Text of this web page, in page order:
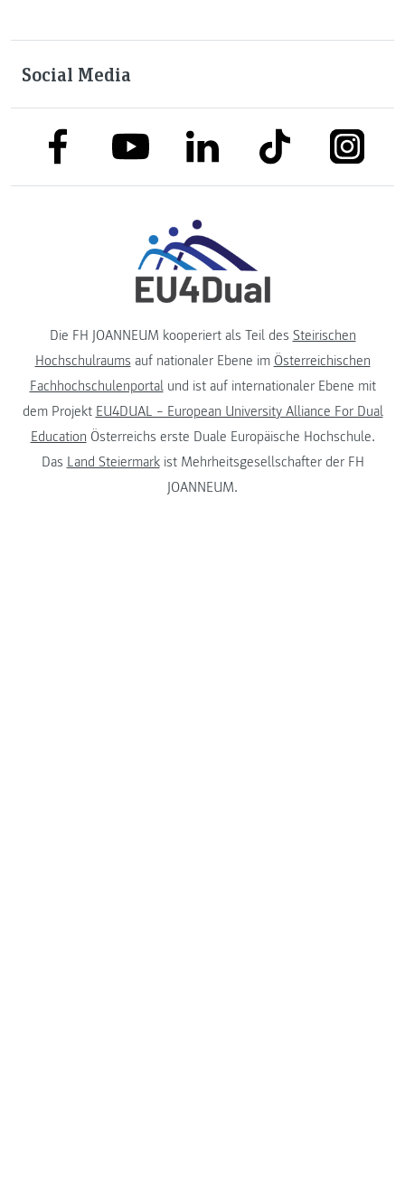
Social Media
link to facebooklink to youtubelink to linkedinlink to tiktok
Die FH JOANNEUM kooperiert als Teil des Steirischen
Hochschulraums auf nationaler Ebene im Österreichischen
Fachhochschulenportalund ist auf internationaler Ebene mit
dem Projekt EU4DUAL – European University Alliance For Dual
Education Österreichs erste Duale Europäische Hochschule.
Das Land Steiermarkist Mehrheitsgesellschafter der FH
JOANNEUM.